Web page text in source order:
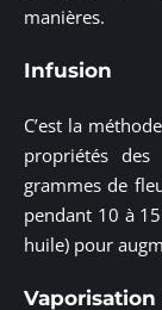
manières.
Infusion
C’est la
propriétés
grammes de
pendant 10 à
huile) pour
Vaporisation